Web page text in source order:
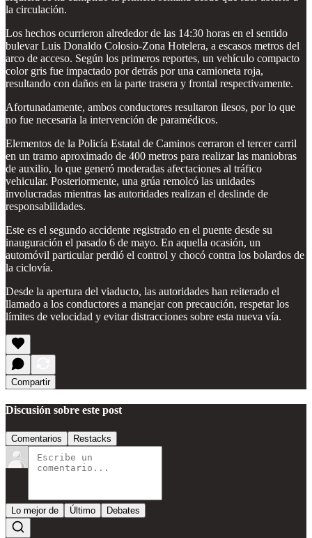
la circulación.
Los hechos ocurrieron alrededor de las 14:30 horas en el sentido
bulevar Luis Donaldo Colosio-Zona Hotelera, a escasos metros del
arco de acceso. Según los primeros reportes, un vehículo compacto
color gris fue impactado por detrás por una camioneta roja,
resultando con daños en la parte trasera y frontal respectivamente.
Afortunadamente, ambos conductores resultaron ilesos, por lo que
no fue necesaria la intervención de paramédicos.
Elementos de la Policía Estatal de Caminos cerraron el tercer carril
en un tramo aproximado de 400 metros para realizar las maniobras
de auxilio, lo que generó moderadas afectaciones al tráfico
vehicular. Posteriormente, una grúa remolcó las unidades
involucradas mientras las autoridades realizan el deslinde de
responsabilidades.
Este es el segundo accidente registrado en el puente desde su
inauguración el pasado 6 de mayo. En aquella ocasión, un
automóvil particular perdió el control y chocó contra los bolardos de
la ciclovía.
Desde la apertura del viaducto, las autoridades han reiterado el
llamado a los conductores a manejar con precaución, respetar los
límites de velocidad y evitar distracciones sobre esta nueva vía.
Compartir
Discusión sobre este post
Comentarios Restacks
Lo mejor de Último Debates